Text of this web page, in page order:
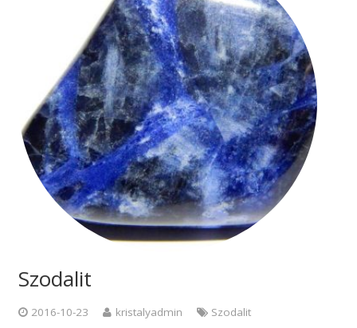
Szodalit
2016-10-23 kristalyadmin Szodalit